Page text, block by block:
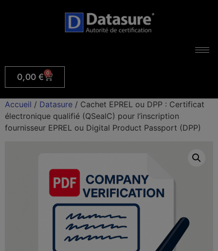
0,00€ 0
Accueil / Datasure / Cachet EPREL ou DPP : Certificat
électronique qualifié (QSealC) pour l’inscription
fournisseur EPREL ou Digital Product Passport (DPP)